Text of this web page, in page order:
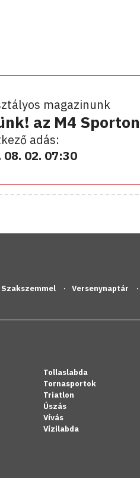
magazinunk
az M4 Sporton
adás:
08. 02. 07:30
Szakszemmel Versenynaptár
Tollaslabda
Tornasportok
Triatlon
Úszás
Vívás
Vízilabda